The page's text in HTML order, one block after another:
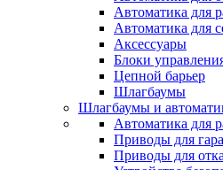
Автоматика для
Автоматика для
Аксессуары
Блоки
Цепной барьер
Шлагбаумы
Шлагбаумы и
Автоматика для
Приводы для
Приводы для